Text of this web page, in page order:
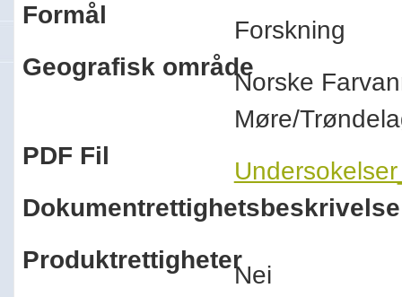
Formål
Forskning
Geografisk område
Norske
Møre/
PDF Fil
Dokumentrettighetsbeskrivelse
Produktrettigheter
Nei